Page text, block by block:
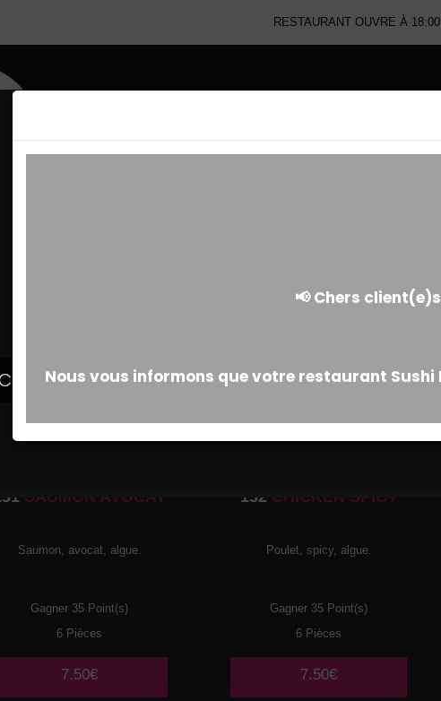
RESTAURANT OUVRE À 18:00
Panure japonaise à base de blé
SAUMON AVOCAT
Saumon, avocat, algue.
Gagner 35 Point(s)
6 Pièces
7.50€
132 CHICKEN SPICY
Poulet, spicy, algue.
Gagner 35 Point(s)
6 Pièces
7.50€